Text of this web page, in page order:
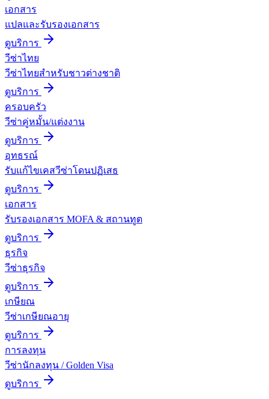
เอกสาร
แปลและรับรองเอกสาร
ดูบริการ
วีซ่าไทย
วีซ่าไทยสำหรับชาวต่างชาติ
ดูบริการ
ครอบครัว
วีซ่าคู่หมั้น/แต่งงาน
ดูบริการ
อุทธรณ์
รับแก้ไขเคสวีซ่าโดนปฏิเสธ
ดูบริการ
เอกสาร
รับรองเอกสาร MOFA & สถานทูต
ดูบริการ
ธุรกิจ
วีซ่าธุรกิจ
ดูบริการ
เกษียณ
วีซ่าเกษียณอายุ
ดูบริการ
การลงทุน
วีซ่านักลงทุน / Golden Visa
ดูบริการ